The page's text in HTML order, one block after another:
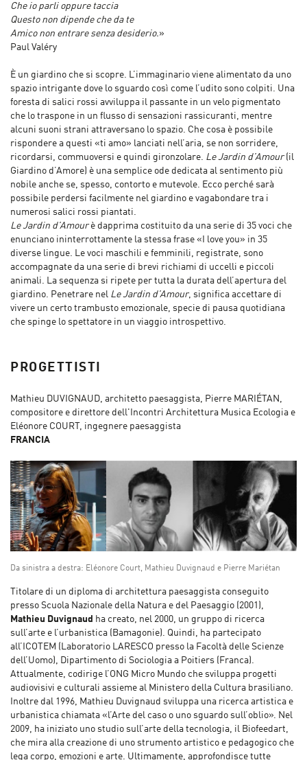
Che io parli oppure taccia
Questo non dipende che da te
Amico non entrare senza desiderio.»
Paul Valéry
È un giardino che si scopre. L’immaginario viene alimentato da uno
spazio intrigante dove lo sguardo così come l’udito sono colpiti. Una
foresta di salici rossi avviluppa il passante in un velo pigmentato
che lo traspone in un flusso di sensazioni rassicuranti, mentre
alcuni suoni strani attraversano lo spazio. Che cosa è possibile
rispondere a questi «ti amo» lanciati nell’aria, se non sorridere,
ricordarsi, commuoversi e quindi gironzolare. Le Jardin d’Amour(il
Giardino d’Amore) è una semplice ode dedicata al sentimento più
nobile anche se, spesso, contorto e mutevole. Ecco perché sarà
possibile perdersi facilmente nel giardino e vagabondare tra i
numerosi salici rossi piantati.
Le Jardin d’Amourè dapprima costituito da una serie di 35 voci che
enunciano ininterrottamente la stessa frase «I love you» in 35
diverse lingue. Le voci maschili e femminili, registrate, sono
accompagnate da una serie di brevi richiami di uccelli e piccoli
animali. La sequenza si ripete per tutta la durata dell’apertura del
giardino. Penetrare nel Le Jardin d’Amour, significa accettare di
vivere un certo trambusto emozionale, specie di pausa quotidiana
che spinge lo spettatore in un viaggio introspettivo.
PROGETTISTI
Mathieu DUVIGNAUD, architetto paesaggista, Pierre MARIÉTAN,
compositore e direttore dell'Incontri Architettura Musica Ecologia e
Eléonore COURT, ingegnere paesaggista
FRANCIA
Da sinistra a destra: Eléonore Court, Mathieu Duvignaud e Pierre Mariétan
Titolare di un diploma di architettura paesaggista conseguito
presso Scuola Nazionale della Natura e del Paesaggio (2001),
Mathieu Duvignaud ha creato, nel 2000, un gruppo di ricerca
sull’arte e l’urbanistica (Bamagonie). Quindi, ha partecipato
all’ICOTEM (Laboratorio LARESCO presso la Facoltà delle Scienze
dell’Uomo), Dipartimento di Sociologia a Poitiers (Franca).
Attualmente, codirige l’ONG Micro Mundo che sviluppa progetti
audiovisivi e culturali assieme al Ministero della Cultura brasiliano.
Inoltre dal 1996, Mathieu Duvignaud sviluppa una ricerca artistica e
urbanistica chiamata «l’Arte del caso o uno sguardo sull’oblio». Nel
2009, ha iniziato uno studio sull’arte della tecnologia, il Biofeedart,
che mira alla creazione di uno strumento artistico e pedagogico che
lega corpo, emozioni e arte. Ultimamente, approfondisce tutte